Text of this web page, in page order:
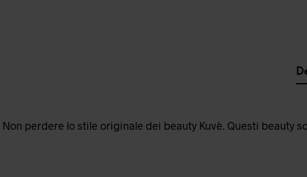
Non perdere lo stile originale dei beauty Kuvè. Questi beauty